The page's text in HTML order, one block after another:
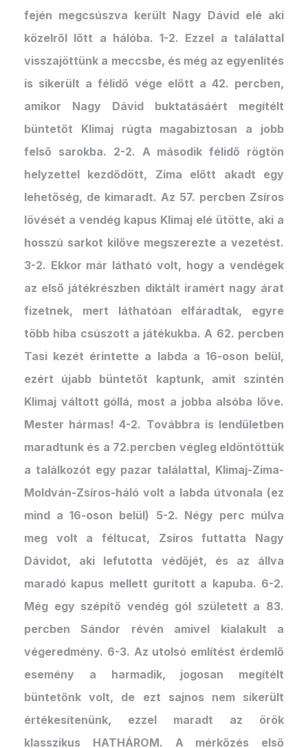
fején megcsúszva került Nagy Dávid elé aki
közelről lőtt a hálóba. 1-2. Ezzel a találattal
visszajöttünk a meccsbe, és még az egyenlítés
is sikerült a félidő vége előtt a 42. percben,
amikor Nagy Dávid buktatásáért megítélt
büntetőt Klimaj rúgta magabiztosan a jobb
felső sarokba. 2-2. A második félidő rögtön
helyzettel kezdődött, Zima előtt akadt egy
lehetőség, de kimaradt. Az 57. percben Zsíros
lövését a vendég kapus Klimaj elé ütötte, aki a
hosszú sarkot kilőve megszerezte a vezetést.
3-2. Ekkor már látható volt, hogy a vendégek
az első játékrészben diktált iramért nagy árat
fizetnek, mert láthatóan elfáradtak, egyre
több hiba csúszott a játékukba. A 62. percben
Tasi kezét érintette a labda a 16-oson belül,
ezért újabb büntetőt kaptunk, amit szintén
Klimaj váltott góllá, most a jobba alsóba lőve.
Mester hármas! 4-2. Továbbra is lendületben
maradtunk és a 72.percben végleg eldöntöttük
a találkozót egy pazar találattal, Klimaj-Zima-
Moldván-Zsíros-háló volt a labda útvonala (ez
mind a 16-oson belül) 5-2. Négy perc múlva
meg volt a féltucat, Zsíros futtatta Nagy
Dávidot, aki lefutotta védőjét, és az állva
maradó kapus mellett gurított a kapuba. 6-2.
Még egy szépítő vendég gól született a 83.
percben Sándor révén amivel kialakult a
végeredmény. 6-3. Az utolsó említést érdemlő
esemény a harmadik, jogosan megítélt
büntetőnk volt, de ezt sajnos nem sikerült
értékesítenünk, ezzel maradt az örök
klasszikus HATHÁROM. A mérkőzés első